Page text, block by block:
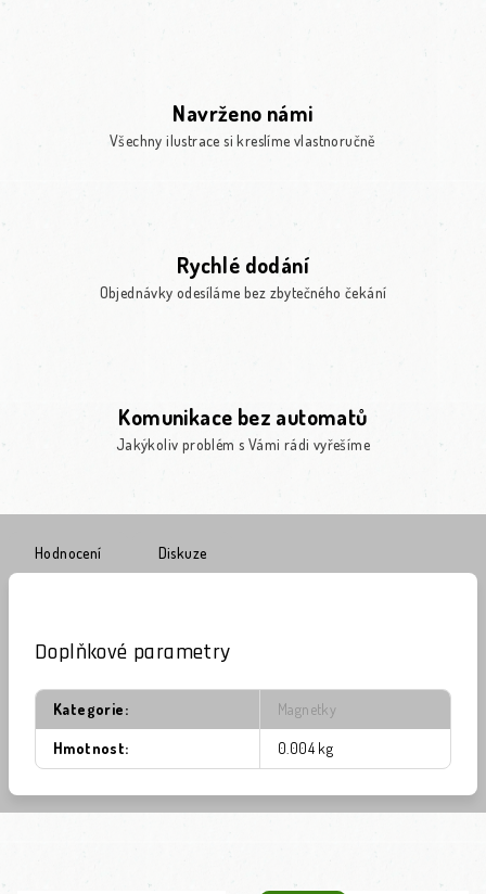
Navrženo námi
Všechny ilustrace si kreslíme vlastnoručně
Rychlé dodání
Objednávky odesíláme bez zbytečného čekání
Komunikace bez automatů
Jakýkoliv problém s Vámi rádi vyřešíme
Hodnocení Diskuze
Doplňkové parametry
Kategorie: Magnetky
Hmotnost: 0.004 kg